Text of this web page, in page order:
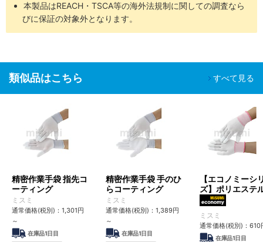
本製品はREACH・TSCA等の海外法規制に関しての調査なら
びに保証の対象外となります。
類似品はこちら すべて見る
精密作業手袋 指先コ
ーティング
ミスミ
通常価格(税別)： 1,301円
～
在庫品1日目
精密作業手袋 手のひ
らコーティング
ミスミ
通常価格(税別)： 1,389円
～
在庫品1日目
【エコノミーシ
ズ】ポリエステ
袋（指先PUコー
ィング）
ミスミ
通常価格(税別)： 610
在庫品1日目